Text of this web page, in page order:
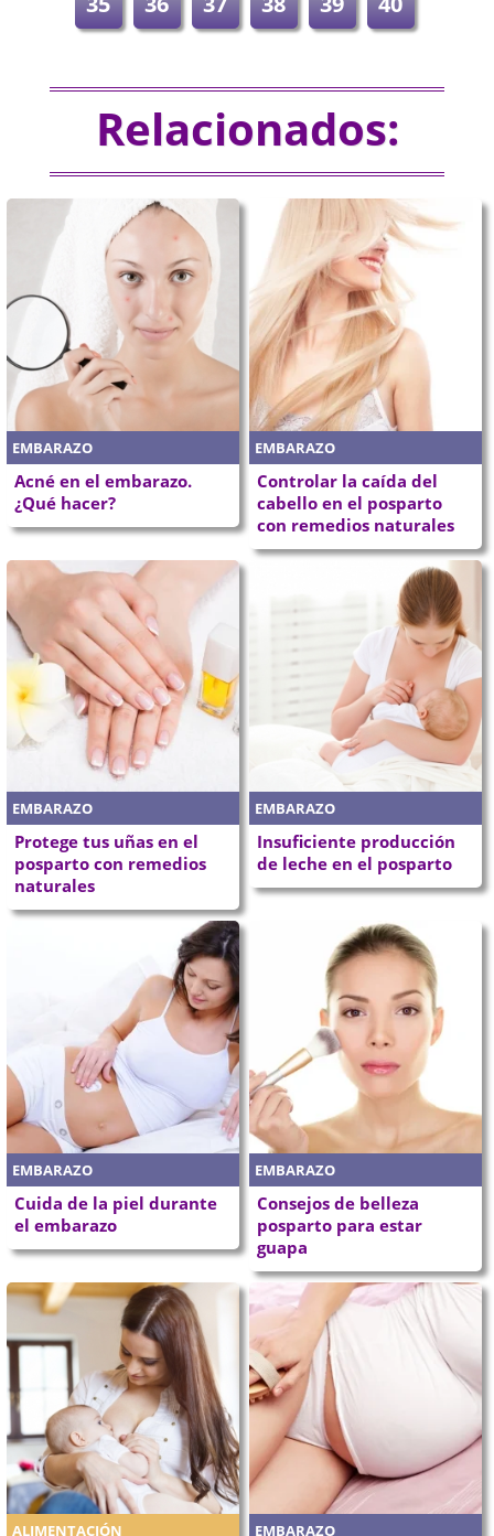
Relacionados:
EMBARAZO
Acné en el embarazo.
¿Qué hacer?
EMBARAZO
Controlar la caída del
cabello en el posparto
con remedios naturales
EMBARAZO
Protege tus uñas en el
posparto con remedios
naturales
EMBARAZO
Insuficiente producción
de leche en el posparto
EMBARAZO
Cuida de la piel durante
el embarazo
EMBARAZO
Consejos de belleza
posparto para estar
guapa
ALIMENTACIÓN EMBARAZO